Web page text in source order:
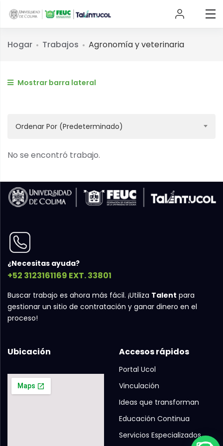
Hogar Trabajos Agronomía y veterinaria
Mostrar barra lateral
Ordenar Por (predeterminado)
No se encontró trabajo.
¿Necesitas ayuda?
+52 3123161169 EXT. 33801
Buscar trabajo es ahora más fácil. ¡Utiliza Talent para
gestionar un sitio de contratación y ganar dinero en el
proceso!
Ubicación Accesos rápidos
Portal Ucol
Vinculación
Ideas que transforman
Educación Continua
Servicios Especializados